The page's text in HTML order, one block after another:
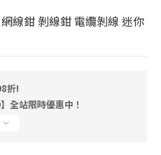
線鉗 剝線鉗 電纜剝線 迷你
折!
全站限時優惠中！